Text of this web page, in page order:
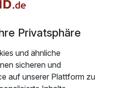
400m.
Beatles, New York, Harley
Zudem gehört es zum
wir Veränderungen
wechselnde
Privatsphäre
und ähnliche
sicheren und
auf unserer Plattform zu